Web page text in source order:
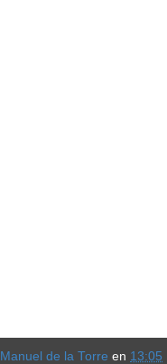
Manuel de la Torre en 13:05